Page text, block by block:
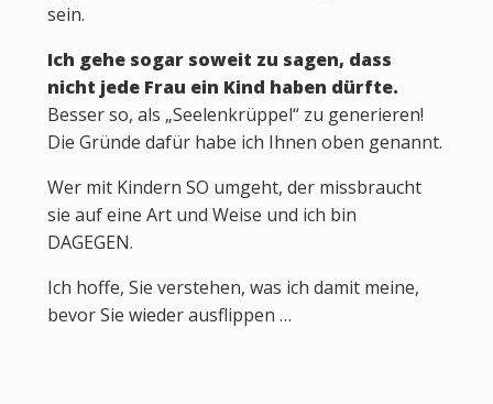
sein.
Ich gehe sogar soweit zu sagen, dass
nicht jede Frau ein Kind haben dürfte.
Besser so, als „Seelenkrüppel“ zu generieren!
Die Gründe dafür habe ich Ihnen oben genannt.
Wer mit Kindern SO umgeht, der missbraucht
sie auf eine Art und Weise und ich bin
DAGEGEN.
Ich hoffe, Sie verstehen, was ich damit meine,
bevor Sie wieder ausflippen …